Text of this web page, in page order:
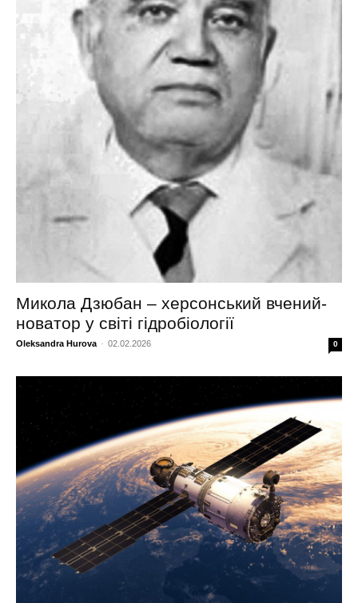
Микола Дзюбан – херсонський вчений-
новатор у світі гідробіології
Oleksandra Hurova - 02.02.2026 0